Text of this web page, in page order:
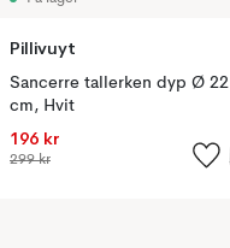
Pillivuyt
Sancerre tallerken dyp Ø 22
cm, Hvit
196 kr
299 kr